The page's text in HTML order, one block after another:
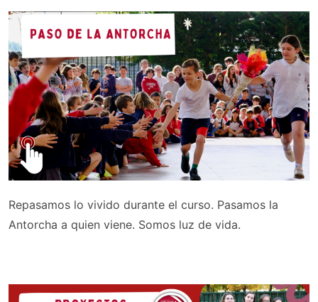
Repasamos lo vivido durante el curso. Pasamos la
Antorcha a quien viene. Somos luz de vida.